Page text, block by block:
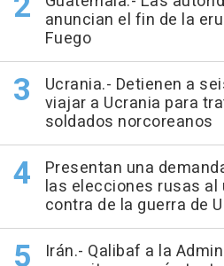
anuncian el fin de la
Fuego
Ucrania.- Detienen a
viajar a Ucrania para
soldados norcoreanos
Presentan una
las elecciones rusas al
contra de la guerra de
Irán.- Qalibaf a la